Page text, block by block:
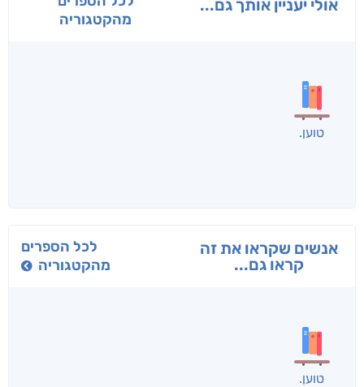
אולי יעניין אותך גם...
מהקטגוריה
טוען
אנשים שקראו את זה
קראו גם...
לכל הספרים
מהקטגוריה
טוען